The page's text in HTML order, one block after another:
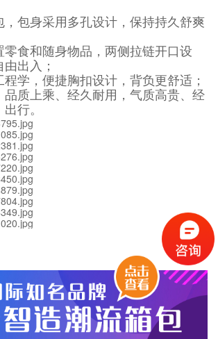
，包身采用多孔设计，保持持久舒爽
零食和随身物品，两侧拉链开口设
出入；
程学，便捷胸扣设计，背负更舒适 ；
品质上乘、经久耐用，气质高贵、经
行。